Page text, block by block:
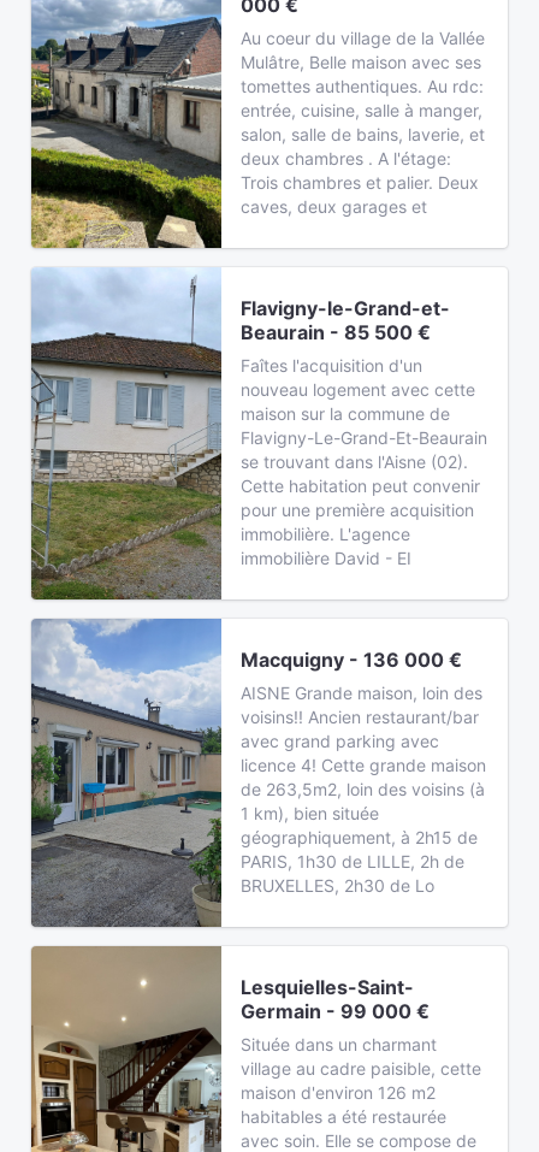
000 €
Au coeur du village de la Vallée
Mulâtre, Belle maison avec ses
tomettes authentiques. Au rdc:
entrée, cuisine, salle à manger,
salon, salle de bains, laverie, et
deux chambres . A l'étage:
Trois chambres et palier. Deux
caves, deux garages et
Flavigny-le-Grand-et-
Beaurain - 85 500 €
Faîtes l'acquisition d'un
nouveau logement avec cette
maison sur la commune de
Flavigny-Le-Grand-Et-Beaurain
se trouvant dans l'Aisne (02).
Cette habitation peut convenir
pour une première acquisition
immobilière. L'agence
immobilière David - EI
Macquigny - 136 000 €
AISNE Grande maison, loin des
voisins!! Ancien restaurant/bar
avec grand parking avec
licence 4! Cette grande maison
de 263,5m2, loin des voisins (à
1 km), bien située
géographiquement, à 2h15 de
PARIS, 1h30 de LILLE, 2h de
BRUXELLES, 2h30 de Lo
Lesquielles-Saint-
Germain - 99 000 €
Située dans un charmant
village au cadre paisible, cette
maison d'environ 126 m2
habitables a été restaurée
avec soin. Elle se compose de